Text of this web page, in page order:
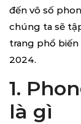
đến vô số
chúng ta sẽ
trang phổ
2024.
1.
là gì